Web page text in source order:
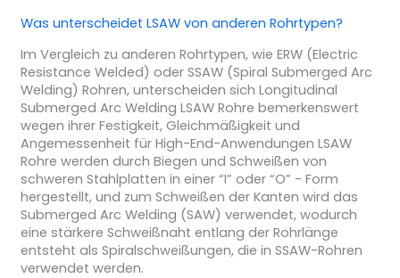
Was unterscheidet LSAW von anderen Rohrtypen?
Im Vergleich zu anderen Rohrtypen, wie ERW (Electric
Resistance Welded) oder SSAW (Spiral Submerged Arc
Welding) Rohren, unterscheiden sich Longitudinal
Submerged Arc Welding LSAW Rohre bemerkenswert
wegen ihrer Festigkeit, Gleichmäßigkeit und
Angemessenheit für High-End-Anwendungen LSAW
Rohre werden durch Biegen und Schweißen von
schweren Stahlplatten in einer “I” oder “O” - Form
hergestellt, und zum Schweißen der Kanten wird das
Submerged Arc Welding (SAW) verwendet, wodurch
eine stärkere Schweißnaht entlang der Rohrlänge
entsteht als Spiralschweißungen, die in SSAW-Rohren
verwendet werden.